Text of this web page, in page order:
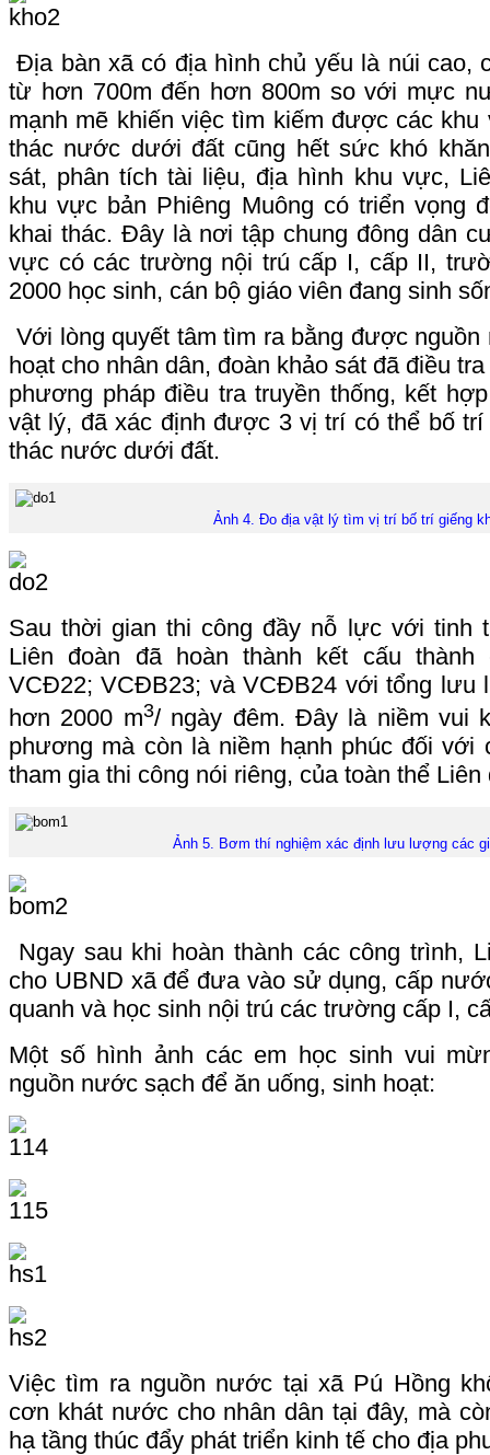
Địa bàn xã có địa hình chủ yếu là núi cao,
từ hơn 700m đến hơn 800m so với mực
mạnh mẽ khiến việc tìm kiếm được các
thác nước dưới đất cũng hết sức khó
sát, phân tích tài liệu, địa hình khu vực,
khu vực bản Phiêng Muông có triển vọng
khai thác. Đây là nơi tập chung đông dân
vực có các trường nội trú cấp I, cấp II,
2000 học sinh, cán bộ giáo viên đang sinh
Với lòng quyết tâm tìm ra bằng được
hoạt cho nhân dân, đoàn khảo sát đã điều
phương pháp điều tra truyền thống, kết
vật lý, đã xác định được 3 vị trí có thể bố trí
thác nước dưới đất.
Ảnh 4. Đo địa vật lý tìm vị trí bố trí giếng
Sau thời gian thi công đầy nỗ lực với tinh
Liên đoàn đã hoàn thành kết cấu thành
VCĐ22; VCĐB23; và VCĐB24 với tổng lưu
hơn 2000 m3/ ngày đêm. Đây là niềm vui
phương mà còn là niềm hạnh phúc đối với
tham gia thi công nói riêng, của toàn thể Liên
Ảnh 5. Bơm thí nghiệm xác định lưu lượng các
Ngay sau khi hoàn thành các công trình,
cho UBND xã để đưa vào sử dụng, cấp
quanh và học sinh nội trú các trường cấp I,
Một số hình ảnh các em học sinh vui
nguồn nước sạch để ăn uống, sinh hoạt:
Việc tìm ra nguồn nước tại xã Pú Hồng
cơn khát nước cho nhân dân tại đây, mà
hạ tầng thúc đẩy phát triển kinh tế cho địa